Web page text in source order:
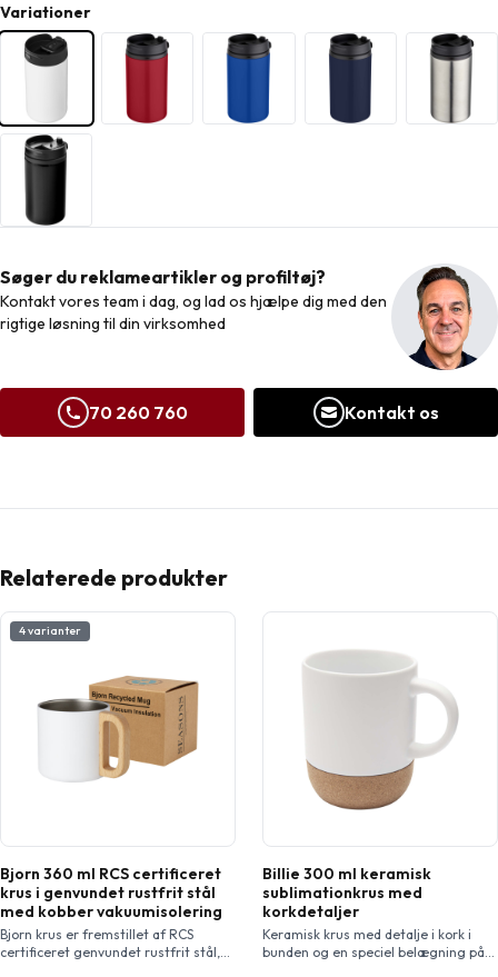
Variationer
Søger du reklameartikler og profiltøj?
Kontakt vores team i dag, og lad os hjælpe dig med den
rigtige løsning til din virksomhed
70 260 760 Kontakt os
Relaterede produkter
4 varianter
Bjorn 360 ml RCS certificeret
krus i genvundet rustfrit stål
med kobber vakuumisolering
Bjorn krus er fremstillet af RCS
certificeret genvundet rustfrit stål,
Billie 300 ml keramisk
sublimationkrus med
korkdetaljer
Keramisk krus med detalje i kork i
bunden og en speciel belægning på